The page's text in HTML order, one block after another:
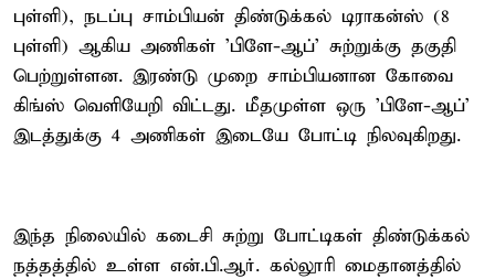
புள்ளி), நடப்பு சாம்பியன் திண்டுக்கல் டிராகன்ஸ் (8
புள்ளி) ஆகிய அணிகள் 'பிளே-ஆப்' சுற்றுக்கு தகுதி
பெற்றுள்ளன. இரண்டு முறை சாம்பியனான கோவை
கிங்ஸ் வெளியேறி விட்டது. மீதமுள்ள ஒரு 'பிளே-ஆப்'
இடத்துக்கு 4 அணிகள் இடையே போட்டி நிலவுகிறது.
இந்த நிலையில் கடைசி சுற்று போட்டிகள் திண்டுக்கல்
நத்தத்தில் உள்ள என்.பி.ஆர். கல்லூரி மைதானத்தில்